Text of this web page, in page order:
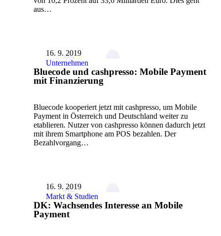
aus…
16. 9. 2019
Unternehmen
Bluecode und cashpresso: Mobile Payment
mit Finanzierung
Bluecode kooperiert jetzt mit cashpresso, um Mobile
Payment in Österreich und Deutschland weiter zu
etablieren. Nutzer von cashpresso können dadurch jetzt
mit ihrem Smartphone am POS bezahlen. Der
Bezahlvorgang…
16. 9. 2019
Markt & Studien
DK: Wachsendes Interesse an Mobile
Payment